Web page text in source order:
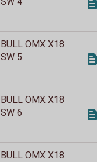
BULL OMX X18
SW 5
BULL OMX X18
SW 6
BULL OMX X18